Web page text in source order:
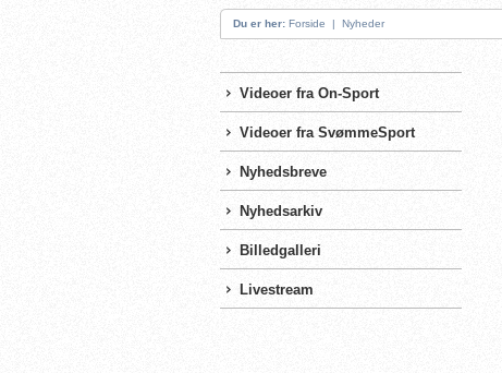
Du er her: Forside | Nyheder
Videoer fra On-Sport
Videoer fra SvømmeSport
Nyhedsbreve
Nyhedsarkiv
Billedgalleri
Livestream